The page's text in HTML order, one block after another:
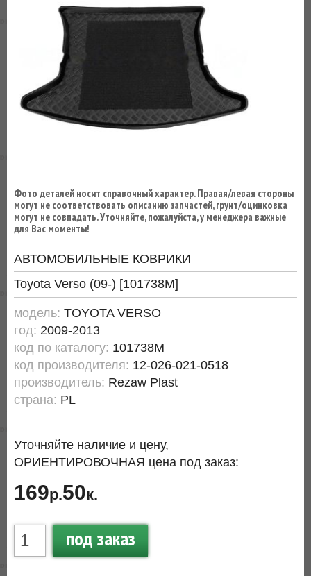
Фото деталей носит справочный характер. Правая/левая стороны
могут не соответствовать описанию запчастей, грунт/оцинковка
могут не совпадать. Уточняйте, пожалуйста, у менеджера важные
для Вас моменты!
АВТОМОБИЛЬНЫЕ КОВРИКИ
Toyota Verso (09-) [101738M]
модель: TOYOTA VERSO
год: 2009-2013
код по каталогу: 101738M
код производителя: 12-026-021-0518
производитель: Rezaw Plast
страна: PL
Уточняйте наличие и цену,
ОРИЕНТИРОВОЧНАЯ цена под заказ:
169р.50к.
под заказ